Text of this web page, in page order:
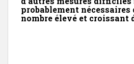
probablement nécessaires
nombre élevé et croissant